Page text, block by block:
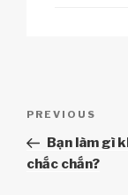
bài
Previous
Post
PREVIOUS
Bạn làm gì
chắc chắn?